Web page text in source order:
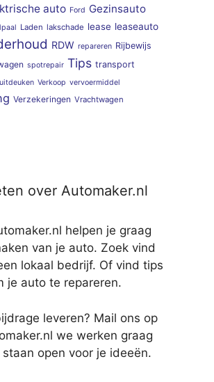
auto Ford Gezinsauto
Laden lakschade lease leaseauto
RDW repareren Rijbewijs
spotrepair Tips transport
uitdeuken Verkoop vervoermiddel
Verzekeringen Vrachtwagen
over Automaker.nl
helpen je graag
van je auto. Zoek vind
lokaal bedrijf. Of vind tips
je auto te repareren.
leveren? Mail ons op
we werken graag
open voor je ideeën.